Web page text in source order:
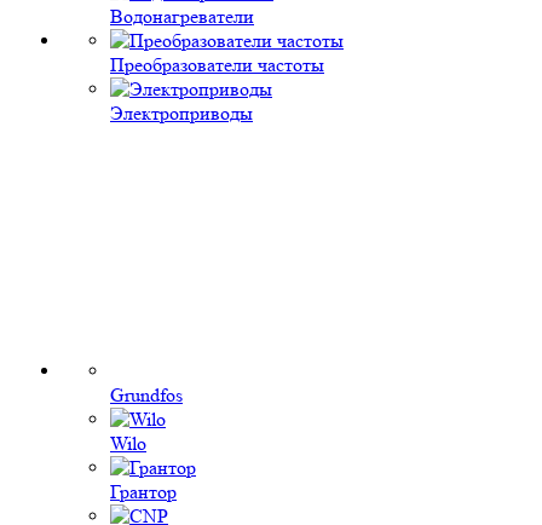
Водонагреватели
Преобразователи частоты
Электроприводы
Grundfos
Wilo
Грантор